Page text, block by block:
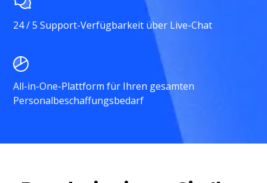
24 / 5 Support-Verfügbarkeit über Live-Chat
All-in-One-Plattform für Ihren gesamten
Personalbeschaffungsbedarf